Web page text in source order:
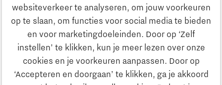
websiteverkeer te analyseren, om jouw voorkeuren
op te slaan, om functies voor social media te bieden
en voor marketingdoeleinden. Door op ‘Zelf
instellen’ te klikken, kun je meer lezen over onze
cookies en je voorkeuren aanpassen. Door op
‘Accepteren en doorgaan’ te klikken, ga je akkoord
Innovatie
Ondernemen
Onderwijs
Strategie & Organisatie
Zoeken
Contact
Naar internationale website